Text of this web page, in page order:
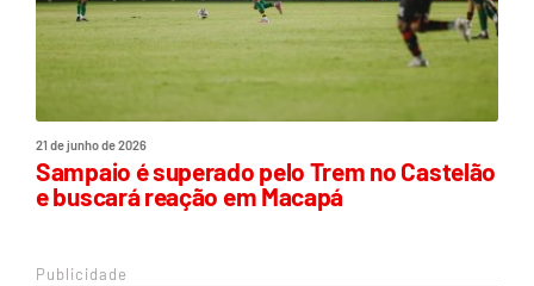
21 de junho de 2026
Sampaio é superado pelo Trem no Castelão
e buscará reação em Macapá
Publicidade